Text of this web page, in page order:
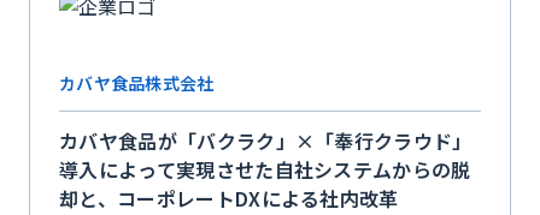
カバヤ食品株式会社
カバヤ食品が「バクラク」×「奉行クラウド」
導入によって実現させた自社システムからの脱
却と、コーポレートDXによる社内改革